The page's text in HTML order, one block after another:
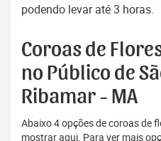
podendo levar até 3 horas.
Coroas de
no Público de
Ribamar - MA
Abaixo 4 opções de coroas de
mostrar aqui. Para ver mais